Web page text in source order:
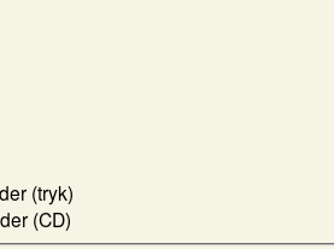
(tryk)
Broby-Lynge Ballader (CD)